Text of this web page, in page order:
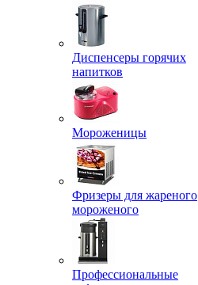
Диспенсеры горячих
напитков
Мороженицы
Фризеры для жареного
мороженого
Профессиональные